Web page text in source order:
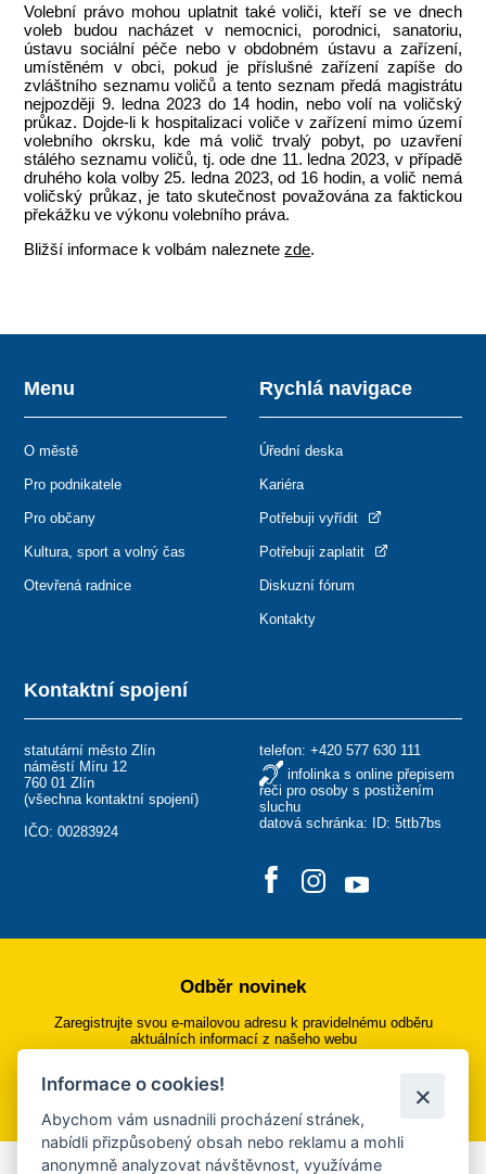
Volební právo mohou uplatnit také voliči, kteří se ve dnech
voleb budou nacházet v nemocnici, porodnici, sanatoriu,
ústavu sociální péče nebo v obdobném ústavu a zařízení,
umístěném v obci, pokud je příslušné zařízení zapíše do
zvláštního seznamu voličů a tento seznam předá magistrátu
nejpozději 9. ledna 2023 do 14 hodin, nebo volí na voličský
průkaz. Dojde-li k hospitalizaci voliče v zařízení mimo území
volebního okrsku, kde má volič trvalý pobyt, po uzavření
stálého seznamu voličů, tj. ode dne 11. ledna 2023, v případě
druhého kola volby 25. ledna 2023, od 16 hodin, a volič nemá
voličský průkaz, je tato skutečnost považována za faktickou
překážku ve výkonu volebního práva.
Bližší informace k volbám naleznetezde.
Kontaktní spojení
statutární město Zlín
náměstí Míru 12
760 01 Zlín
(všechna kontaktní spojení)
IČO: 00283924
telefon: +420 577 630 111
infolinka s online přepisem
řeči pro osoby s postižením
sluchu
datová schránka: ID: 5ttb7bs
Menu
O městě
Pro podnikatele
Pro občany
Kultura, sport a volný čas
Otevřená radnice
Rychlá navigace
Úřední deska
Kariéra
Potřebuji vyřídit
Potřebuji zaplatit
Diskuzní fórum
Kontakty
Odběr novinek
Zaregistrujte svou e-mailovou adresu k pravidelnému odběru
aktuálních informací z našeho webu
Přihlásit se k odběru
Informace o cookies!
Abychom vám usnadnili procházení stránek,
nabídli přizpůsobený obsah nebo reklamu a mohli
anonymně analyzovat návštěvnost, využíváme